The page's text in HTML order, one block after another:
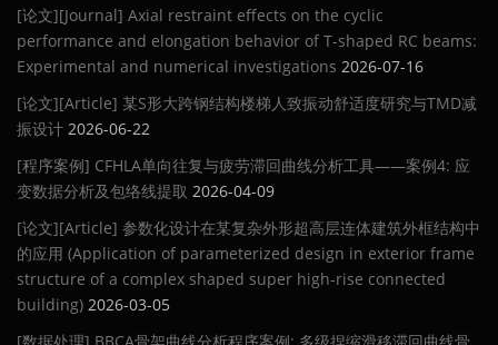
[论文][Journal] Axial restraint effects on the cyclic
performance and elongation behavior of T-shaped RC beams:
Experimental and numerical investigations 2026-07-16
[论文][Article] 某S形大跨钢结构楼梯人致振动舒适度研究与TMD减
振设计 2026-06-22
[程序案例] CFHLA单向往复与疲劳滞回曲线分析工具——案例4: 应
变数据分析及包络线提取 2026-04-09
[论文][Article] 参数化设计在某复杂外形超高层连体建筑外框结构中
的应用 (Application of parameterized design in exterior frame
structure of a complex shaped super high-rise connected
building) 2026-03-05